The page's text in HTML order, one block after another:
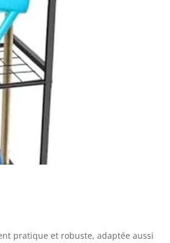
pratique et robuste, adaptée aussi